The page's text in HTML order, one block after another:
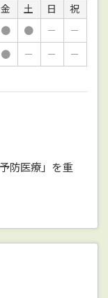
金 土 日
祝
● ● －
－
● － － －
防医療」を重